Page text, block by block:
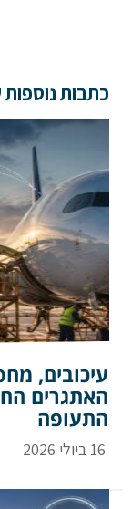
כתבות נוספות
עיכובים,
האתגרים
התעופה
16 ביולי 2026
הערות